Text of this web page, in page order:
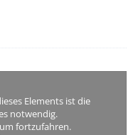
Elements ist die
notwendig.
fortzufahren.